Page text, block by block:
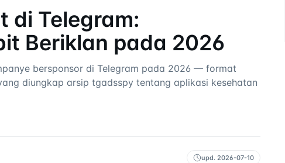
di Telegram:
Beriklan pada 2026
bersponsor di Telegram pada 2026 — format
diungkap arsip tgadsspy tentang aplikasi kesehatan
upd. 2026-07-10